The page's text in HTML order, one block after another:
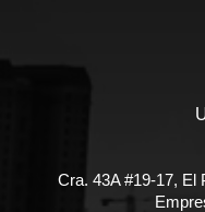
Cra. 43A #19-17, El